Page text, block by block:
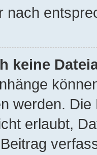
nach
keine
werden.
erlaubt,